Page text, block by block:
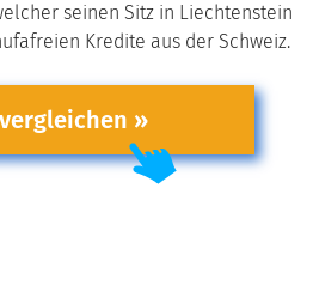
seinen Sitz in Liechtenstein
Kredite aus der Schweiz.
»